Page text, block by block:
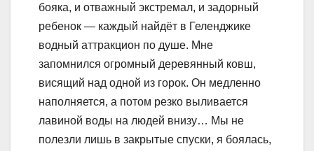
бояка, и отважный экстремал, и задорный
ребенок — каждый найдёт в Геленджике
водный аттракцион по душе. Мне
запомнился огромный деревянный ковш,
висящий над одной из горок. Он медленно
наполняется, а потом резко выливается
лавиной воды на людей внизу… Мы не
полезли лишь в закрытые спуски, я боялась,